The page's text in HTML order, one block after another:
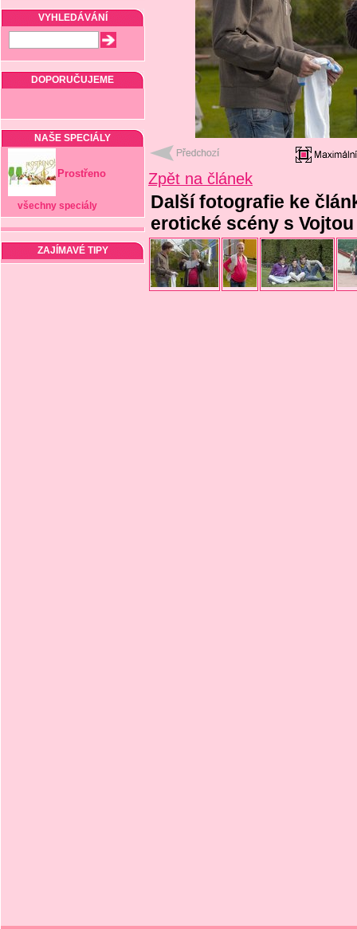
VYHLEDÁVÁNÍ
DOPORUČUJEME
NAŠE SPECIÁLY
Prostřeno
všechny speciály
ZAJÍMAVÉ TIPY
Zpět na článek
Další fotografie ke
erotické scény s